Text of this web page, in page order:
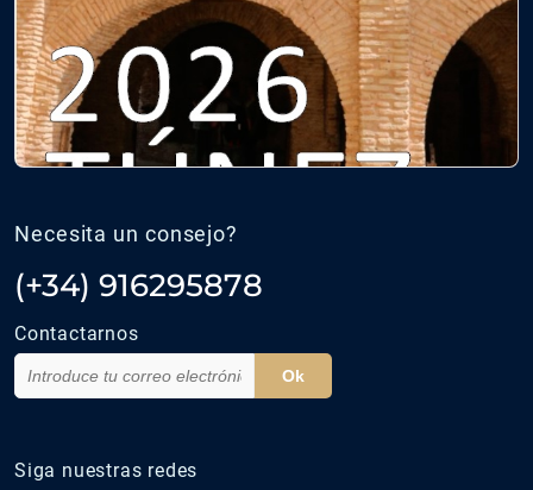
Necesita un consejo?
(+34) 916295878
Contactarnos
Ok
Siga nuestras redes